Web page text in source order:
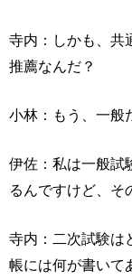
寺内：しかも、共
推薦なんだ？
小林：もう、一般
伊佐：私は一般試
るんですけど、そ
寺内：二次試験
帳には何が書いて